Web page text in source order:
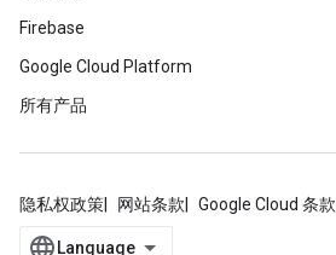
Firebase
Google Cloud Platform
所有产品
隐私权政策 网站条款 Google Cloud 条款